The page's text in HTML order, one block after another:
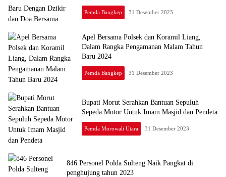
Pemda Bangkep 31 Desember 2023
Apel Bersama Polsek dan Koramil Liang,
Dalam Rangka Pengamanan Malam Tahun
Baru 2024
Pemda Bangkep 31 Desember 2023
Bupati Morut Serahkan Bantuan Sepuluh
Sepeda Motor Untuk Imam Masjid dan Pendeta
Pemda Morowali Utara 31 Desember 2023
846 Personel Polda Sulteng Naik Pangkat di
penghujung tahun 2023